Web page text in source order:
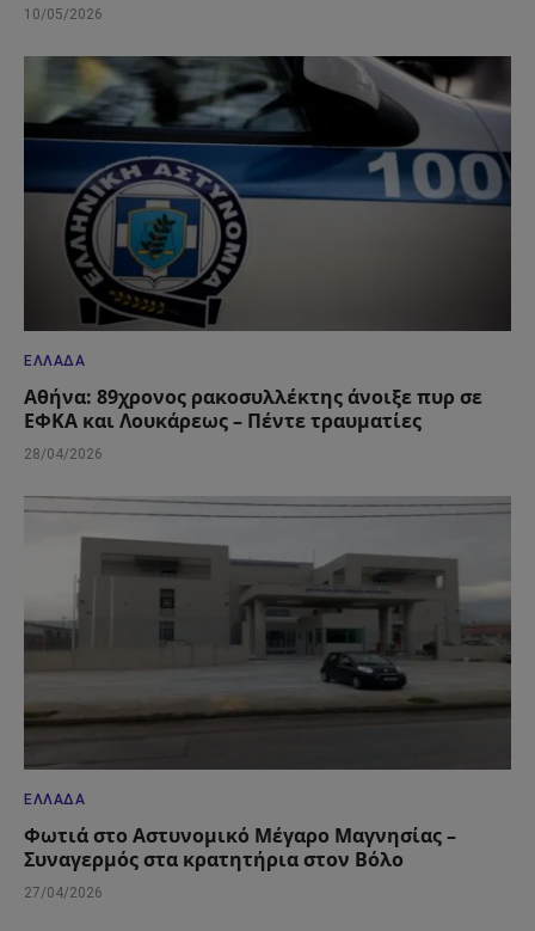
10/05/2026
ΕΛΛΆΔΑ
Αθήνα: 89χρονος ρακοσυλλέκτης άνοιξε πυρ σε
ΕΦΚΑ και Λουκάρεως – Πέντε τραυματίες
28/04/2026
ΕΛΛΆΔΑ
Φωτιά στο Αστυνομικό Μέγαρο Μαγνησίας –
Συναγερμός στα κρατητήρια στον Βόλο
27/04/2026